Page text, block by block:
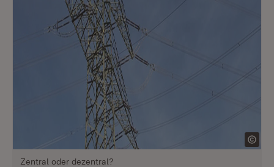
Zentral oder dezentral?